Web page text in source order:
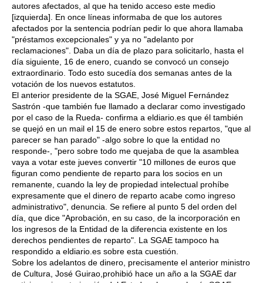
autores afectados, al que ha tenido acceso este medio
[izquierda]. En once líneas informaba de que los autores
afectados por la sentencia podrían pedir lo que ahora llamaba
"préstamos excepcionales" y ya no "adelanto por
reclamaciones". Daba un día de plazo para solicitarlo, hasta el
día siguiente, 16 de enero, cuando se convocó un consejo
extraordinario. Todo esto sucedía dos semanas antes de la
votación de los nuevos estatutos.
El anterior presidente de la SGAE, José Miguel Fernández
Sastrón -que también fue llamado a declarar como investigado
por el caso de la Rueda- confirma a eldiario.es que él también
se quejó en un mail el 15 de enero sobre estos repartos, "que al
parecer se han parado" -algo sobre lo que la entidad no
responde-, "pero sobre todo me quejaba de que la asamblea
vaya a votar este jueves convertir "10 millones de euros que
figuran como pendiente de reparto para los socios en un
remanente, cuando la ley de propiedad intelectual prohíbe
expresamente que el dinero de reparto acabe como ingreso
administrativo", denuncia. Se refiere al punto 5 del orden del
día, que dice "Aprobación, en su caso, de la incorporación en
los ingresos de la Entidad de la diferencia existente en los
derechos pendientes de reparto". La SGAE tampoco ha
respondido a eldiario.es sobre esta cuestión.
Sobre los adelantos de dinero, precisamente el anterior ministro
de Cultura, José Guirao,prohibió hace un año a la SGAE dar